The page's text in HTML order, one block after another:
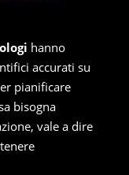
hanno
accurati su
pianificare
bisogna
vale a dire